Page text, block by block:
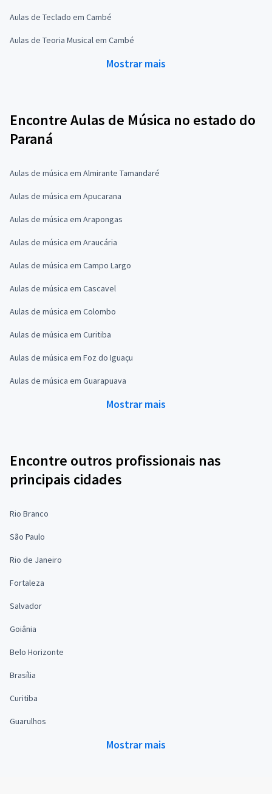
Aulas de Teclado em Cambé
Aulas de Teoria Musical em Cambé
Mostrar mais
Encontre Aulas de Música no estado do
Paraná
Aulas de música em Almirante Tamandaré
Aulas de música em Apucarana
Aulas de música em Arapongas
Aulas de música em Araucária
Aulas de música em Campo Largo
Aulas de música em Cascavel
Aulas de música em Colombo
Aulas de música em Curitiba
Aulas de música em Foz do Iguaçu
Aulas de música em Guarapuava
Mostrar mais
Encontre outros profissionais nas
principais cidades
Rio Branco
São Paulo
Rio de Janeiro
Fortaleza
Salvador
Goiânia
Belo Horizonte
Brasília
Curitiba
Guarulhos
Mostrar mais